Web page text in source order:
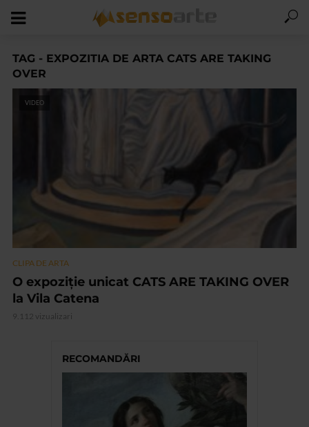
TAG - EXPOZITIA DE ARTA CATS ARE TAKING
OVER
VIDEO
CLIPA DE ARTA
O expoziție unicat CATS ARE TAKING OVER
la Vila Catena
9.112 vizualizari
RECOMANDĂRI